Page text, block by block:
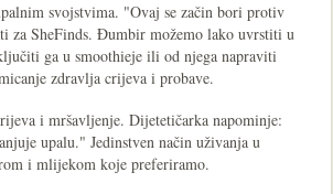
svojstvima. "Ovaj se začin bori protiv
za SheFinds. Đumbir možemo lako uvrstiti u
ga u smoothieje ili od njega napraviti
zdravlja crijeva i probave.
i mršavljenje. Dijetetičarka napominje:
upalu." Jedinstven način uživanja u
i mlijekom koje preferiramo.